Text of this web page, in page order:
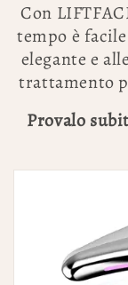
Con
tempo è
elegante e
trattamento
Provalo